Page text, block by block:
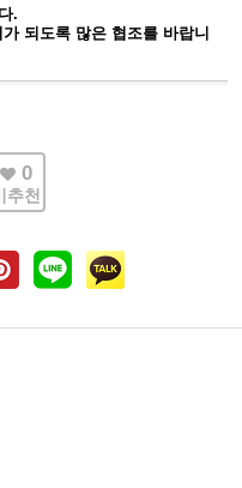
.
되도록 많은 협조를 바랍니
0
추천